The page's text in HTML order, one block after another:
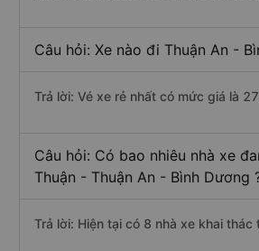
Câu hỏi: Xe nào đi Thuận An -
Trả lời: Vé xe rẻ nhất có mức giá là
Câu hỏi: Có bao nhiêu nhà xe
Thuận - Thuận An - Bình Dương
Trả lời: Hiện tại có 8 nhà xe khai thác